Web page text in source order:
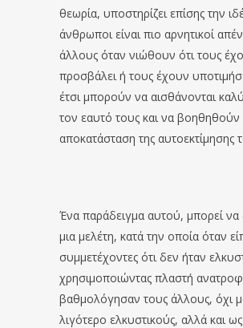
θεωρία, υποστηρίζει επίσης την
άνθρωποι είναι πιο αρνητικοί
άλλους όταν νιώθουν ότι τους
προσβάλει ή τους έχουν
έτσι μπορούν να αισθάνονται
τον εαυτό τους και να βοηθηθούν
αποκατάσταση της αυτοεκτίμησης
Ένα παράδειγμα αυτού, μπορεί να
μια μελέτη, κατά την οποία όταν
συμμετέχοντες ότι δεν ήταν
χρησιμοποιώντας πλαστή
βαθμολόγησαν τους άλλους, όχι
λιγότερο ελκυστικούς, αλλά και